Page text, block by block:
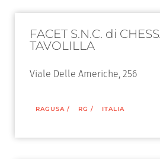
FACET S.N.C. di
TAVOLILLA
Viale Delle Americhe, 256
RAGUSA / RG / ITALIA